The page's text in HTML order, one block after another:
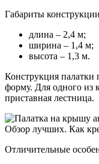
Габариты
длина – 2,4 м;
ширина – 1,4 м;
высота – 1,3 м.
Конструкция палатки
форму. Для одного из
приставная лестница.
Отличительные